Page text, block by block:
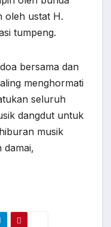
oleh ustat H.
tumpeng.
bersama dan
menghormati
seluruh
dangdut untuk
musik
damai,